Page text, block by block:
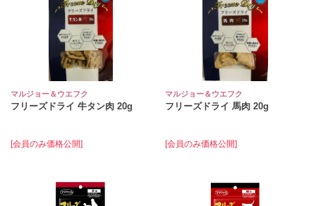
マルジョー＆ウエフク
フリーズドライ 牛タン肉 20g
[会員のみ価格公開]
マルジョー＆ウエフク
フリーズドライ 馬肉 20g
[会員のみ価格公開]